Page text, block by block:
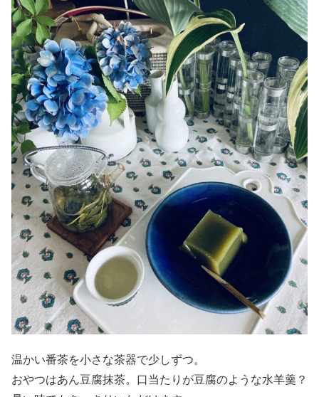
温かい番茶を小さな茶器で少しずつ。
おやつはあん豆腐抹茶。口当たりが豆腐のような水羊羹？